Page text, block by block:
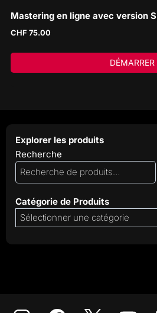
Mastering en ligne avec version
CHF 75.00
DÉMARRER
Explorer les produits
Recherche
Catégorie de Produits
Sélectionner